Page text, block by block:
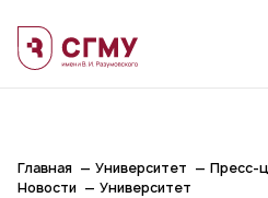
Главная Университет Пресс-
Новости
Университет